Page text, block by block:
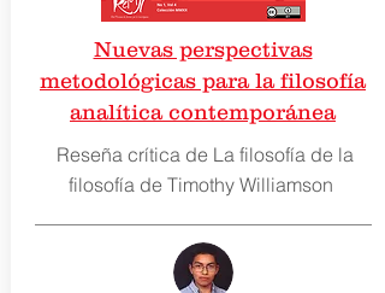
Nuevas perspectivas
metodológicas para la filosofía
analítica contemporánea
Reseña crítica de La filosofía de la
filosofía de Timothy Williamson